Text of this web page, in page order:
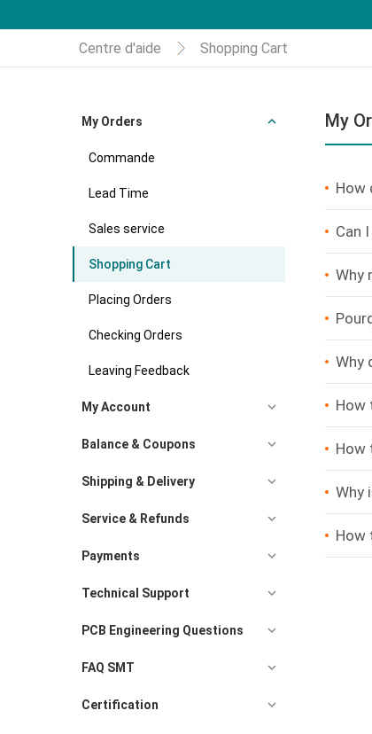
Centre d'aide Shopping Cart
My
How
Can
Why
Why
How
How
Why
How
My Orders
Commande
Lead Time
Sales service
Shopping Cart
Placing Orders
Checking Orders
Leaving Feedback
My Account
Balance & Coupons
Shipping & Delivery
Service & Refunds
Payments
Technical Support
PCB Engineering Questions
FAQ SMT
Certification